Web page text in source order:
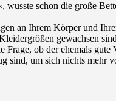
wusste schon die große
an Ihrem Körper und
gewachsen
ob der ehemals
sind, um sich nichts